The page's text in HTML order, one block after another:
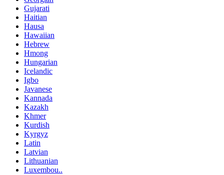
Gujarati
Haitian
Hausa
Hawaiian
Hebrew
Hmong
Hungarian
Icelandic
Igbo
Javanese
Kannada
Kazakh
Khmer
Kurdish
Kyrgyz
Latin
Latvian
Lithuanian
Luxembou..